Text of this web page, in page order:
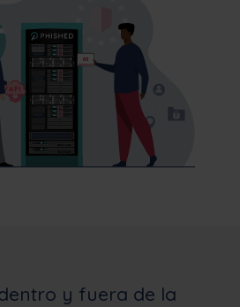
y fuera de la